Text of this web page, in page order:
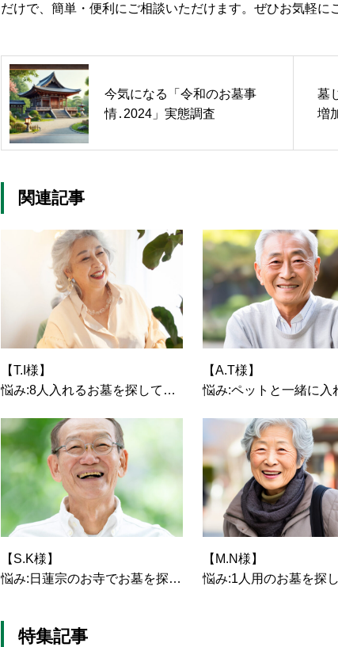
だけで、簡単・便利にご相談いただけます。ぜひお気軽に
今気になる「令和のお墓事
情․2024」実態調査
墓
増
関連記事
【T.I様】
悩み:8人入れるお墓を探してい
選択したお墓:一般墓
【A.T様】
悩み:ペットと一緒に入
選択したお墓:樹木葬
【S.K様】
悩み:日蓮宗のお寺でお墓を探し
選択したお墓:一般墓
【M.N様】
悩み:1人用のお墓を探
特集記事